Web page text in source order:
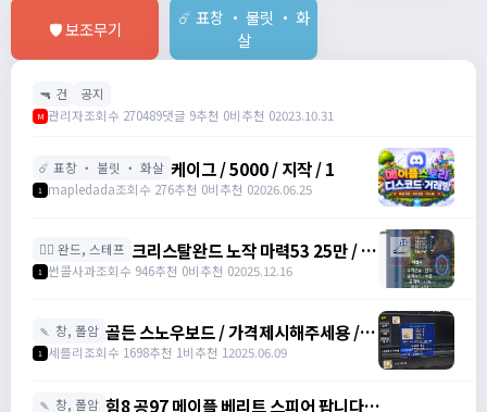
🛡️ 보조무기
☄️ 표창 ・ 불릿 ・ 화
살
🔫 건 공지
M 관리자조회수 270489댓글 9추천 0비추천 02023.10.31
☄️ 표창 ・ 불릿 ・ 화살 케이그 / 5000 / 지작 / 1
1 mapledada조회수 276추천 0비추천 02026.06.25
🧙‍♀️ 완드, 스테프 크리스탈완드 노작 마력53 25만 / 마
력52 15만 팝니다 / 250000 / 마력
https://open.kakao.com/o/sdHYKEcg
1 썬콜사과조회수 946추천 0비추천 02025.12.16
🍡 창, 폴암 골든 스노우보드 / 가격제시해주세용 / 골
든 스노우보드 3강 STR3 공격력60 /
1 세를리조회수 1698추천 1비추천 12025.06.09
🍡 창, 폴암 힘8 공97 메이플 베리트 스피어 팝니다